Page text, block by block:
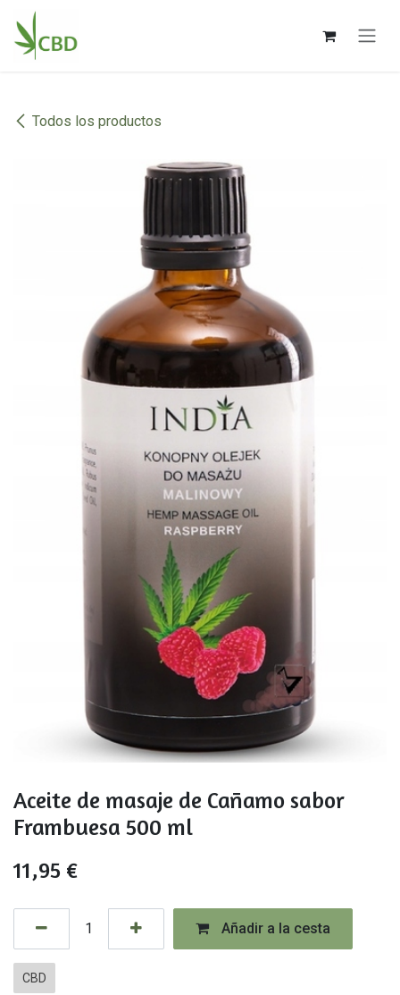
Ir al contenido
Todos los productos
Aceite de masaje de Cañamo sabor
Frambuesa 500 ml
11,95 €
Añadir a la cesta
CBD